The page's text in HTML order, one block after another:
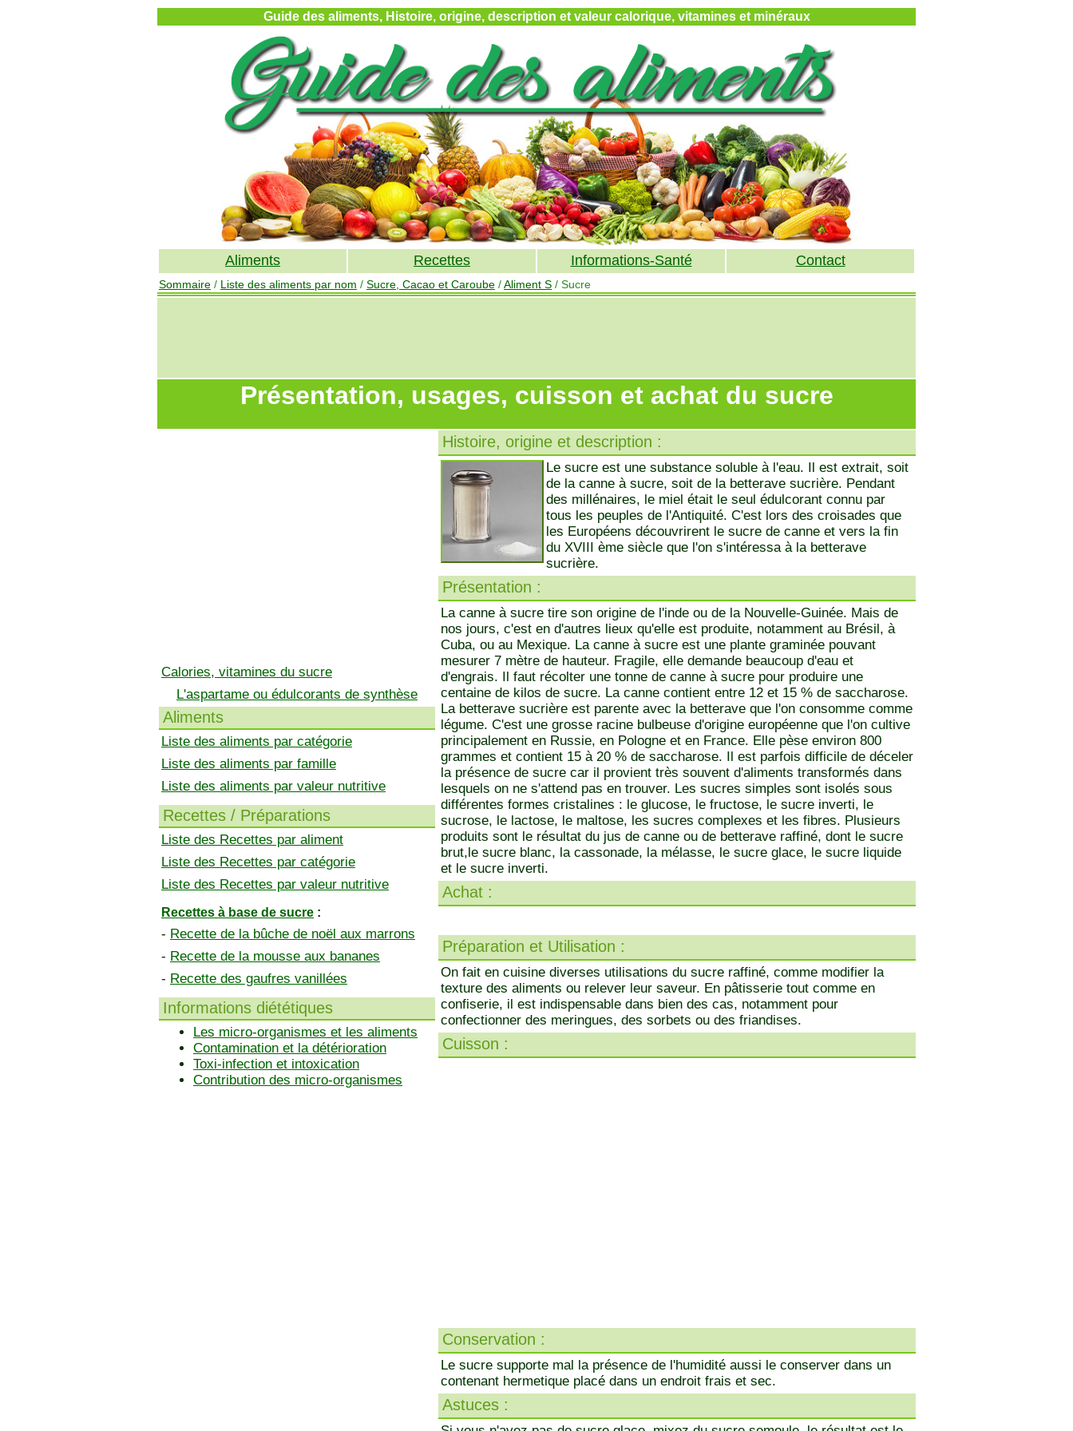
Guide des aliments, Histoire, origine, description et valeur calorique, vitamines et minéraux
Aliments Recettes Informations-Santé Contact
Sommaire / Liste des aliments par nom / Sucre, Cacao et Caroube /Aliment S / Sucre
Présentation, usages, cuisson et achat du sucre
Calories, vitamines du sucre
L'aspartame ou édulcorants de synthèse
Aliments
Liste des aliments par catégorie
Liste des aliments par famille
Liste des aliments par valeur nutritive
Recettes / Préparations
Liste des Recettes par aliment
Liste des Recettes par catégorie
Liste des Recettes par valeur nutritive
Recettes à base de sucre :
- Recette de la bûche de noël aux marrons
- Recette de la mousse aux bananes
- Recette des gaufres vanillées
Informations diététiques
Les micro-organismes et les aliments
Contamination et la détérioration
Toxi-infection et intoxication
Contribution des micro-organismes
Histoire, origine et description :
Le sucre est une substance soluble à l'eau. Il est extrait, soit
de la canne à sucre, soit de la betterave sucrière. Pendant
des millénaires, le miel était le seul édulcorant connu par
tous les peuples de l'Antiquité. C'est lors des croisades que
les Européens découvrirent le sucre de canne et vers la fin
du XVIII ème siècle que l'on s'intéressa à la betterave
sucrière.
Présentation :
La canne à sucre tire son origine de l'inde ou de la Nouvelle-Guinée. Mais de
nos jours, c'est en d'autres lieux qu'elle est produite, notamment au Brésil, à
Cuba, ou au Mexique. La canne à sucre est une plante graminée pouvant
mesurer 7 mètre de hauteur. Fragile, elle demande beaucoup d'eau et
d'engrais. Il faut récolter une tonne de canne à sucre pour produire une
centaine de kilos de sucre. La canne contient entre 12 et 15 % de saccharose.
La betterave sucrière est parente avec la betterave que l'on consomme comme
légume. C'est une grosse racine bulbeuse d'origine européenne que l'on cultive
principalement en Russie, en Pologne et en France. Elle pèse environ 800
grammes et contient 15 à 20 % de saccharose. Il est parfois difficile de déceler
la présence de sucre car il provient très souvent d'aliments transformés dans
lesquels on ne s'attend pas en trouver. Les sucres simples sont isolés sous
différentes formes cristalines : le glucose, le fructose, le sucre inverti, le
sucrose, le lactose, le maltose, les sucres complexes et les fibres. Plusieurs
produits sont le résultat du jus de canne ou de betterave raffiné, dont le sucre
brut,le sucre blanc, la cassonade, la mélasse, le sucre glace, le sucre liquide
et le sucre inverti.
Achat :
Préparation et Utilisation :
On fait en cuisine diverses utilisations du sucre raffiné, comme modifier la
texture des aliments ou relever leur saveur. En pâtisserie tout comme en
confiserie, il est indispensable dans bien des cas, notamment pour
confectionner des meringues, des sorbets ou des friandises.
Cuisson :
Conservation :
Le sucre supporte mal la présence de l'humidité aussi le conserver dans un
contenant hermetique placé dans un endroit frais et sec.
Astuces :